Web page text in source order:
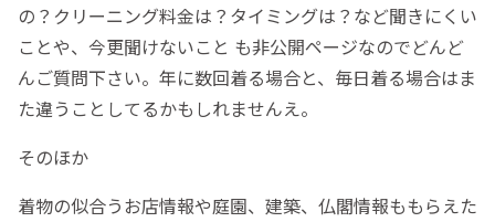
の？クリーニング料金は？タイミングは？など聞きにくい
ことや、今更聞けないこと も非公開ページなのでどんど
んご質問下さい。年に数回着る場合と、毎日着る場合はま
た違うことしてるかもしれませんえ。
そのほか
着物の似合うお店情報や庭園、建築、仏閣情報ももらえた